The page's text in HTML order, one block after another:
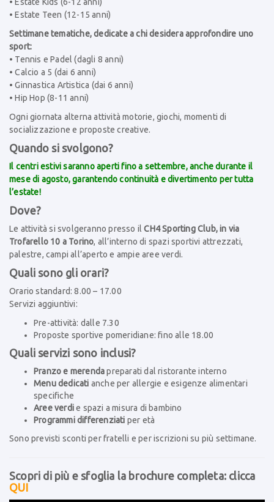
• Estate Teen (12-15 anni)
Settimane tematiche, dedicate a chi desidera approfondire uno
sport:
• Tennis e Padel (dagli 8 anni)
• Calcio a 5 (dai 6 anni)
• Ginnastica Artistica (dai 6 anni)
• Hip Hop (8-11 anni)
Ogni giornata alterna attività motorie, giochi, momenti di
socializzazione e proposte creative.
Quando si svolgono?
Il centri estivi saranno aperti fino a settembre, anche durante il
mese di agosto, garantendo continuità e divertimento per tutta
l’estate!
Dove?
Le attività si svolgeranno presso ilCH4 Sporting Club, in via
Trofarello 10 a Torino, all’interno di spazi sportivi attrezzati,
palestre, campi all’aperto e ampie aree verdi.
Quali sono gli orari?
Orario standard: 8.00 – 17.00
Servizi aggiuntivi:
Pre-attività: dalle 7.30
Proposte sportive pomeridiane: fino alle 18.00
Quali servizi sono inclusi?
Pranzo e merendapreparati dal ristorante interno
Menu dedicati anche per allergie e esigenze alimentari
specifiche
Aree verdie spazi a misura di bambino
Programmi differenziati per età
Sono previsti sconti per fratelli e per iscrizioni su più settimane.
Scopri di più e sfoglia la brochure completa: clicca
QUI